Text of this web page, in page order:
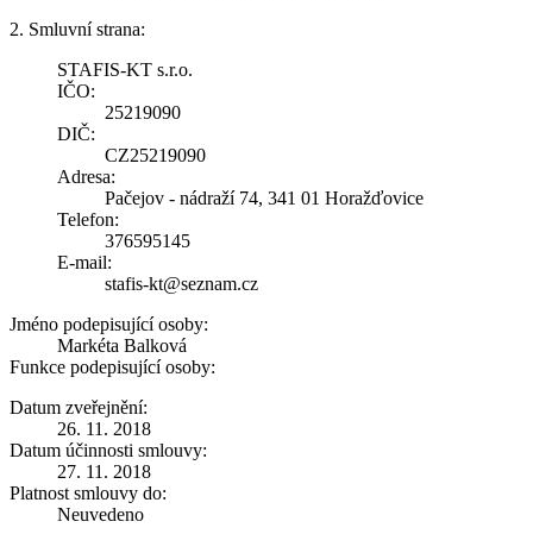
2. Smluvní strana:
STAFIS-KT s.r.o.
IČO:
25219090
DIČ:
CZ25219090
Adresa:
Pačejov - nádraží 74, 341 01 Horažďovice
Telefon:
376595145
E-mail:
stafis-kt@seznam.cz
Jméno podepisující osoby:
Markéta Balková
Funkce podepisující osoby:
Datum zveřejnění:
26. 11. 2018
Datum účinnosti smlouvy:
27. 11. 2018
Platnost smlouvy do:
Neuvedeno